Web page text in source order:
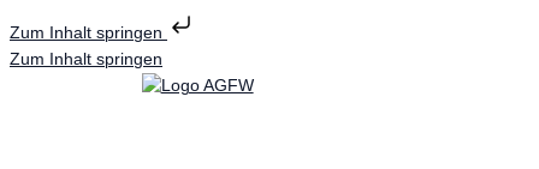
Zum Inhalt springen
Zum Inhalt springen